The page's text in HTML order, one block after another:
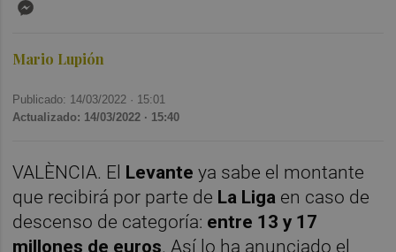
Mario Lupión
Publicado: 14/03/2022 · 15:01
Actualizado: 14/03/2022 · 15:40
VALÈNCIA. El Levante ya sabe el montante
que recibirá por parte de La Liga en caso de
descenso de categoría: entre 13 y 17
millones de euros. Así lo ha anunciado el